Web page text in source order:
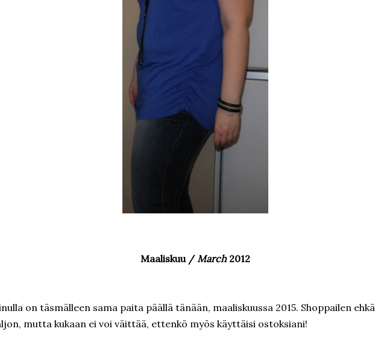
Maaliskuu / March2012
on täsmälleen sama paita päällä tänään, maaliskuussa 2015. Shoppailen ehkä
mutta kukaan ei voi väittää, ettenkö myös käyttäisi ostoksiani!